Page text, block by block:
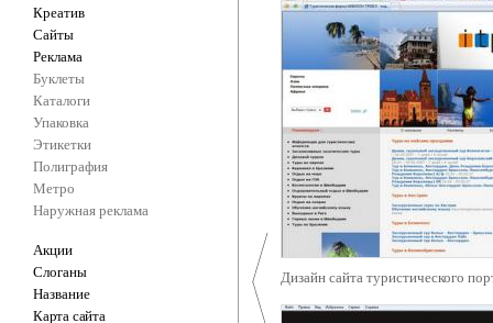
Креатив
Сайты
Реклама
Буклеты
Каталоги
Упаковка
Этикетки
Полиграфия
Метро
Наружная реклама
Акции
Слоганы
Название
Карта сайта
Дизайн сайта туристического